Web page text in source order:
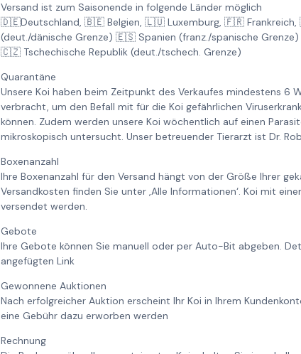
Versand ist zum Saisonende in folgende Länder möglich
🇩🇪Deutschland, 🇧🇪 Belgien, 🇱🇺 Luxemburg, 🇫🇷 Frankreich,
(deut./dänische Grenze) 🇪🇸 Spanien (franz./spanische Grenze)
🇨🇿 Tschechische Republik (deut./tschech. Grenze)
Quarantäne
Unsere Koi haben beim Zeitpunkt des Verkaufes mindestens 6
verbracht, um den Befall mit für die Koi gefährlichen
können. Zudem werden unsere Koi wöchentlich auf einen
mikroskopisch untersucht. Unser betreuender Tierarzt ist Dr.
Boxenanzahl
Ihre Boxenanzahl für den Versand hängt von der Größe Ihrer
Versandkosten finden Sie unter ‚Alle Informationen‘. Koi mit
versendet werden.
Gebote
Ihre Gebote können Sie manuell oder per Auto-Bit abgeben.
angefügten Link
Gewonnene Auktionen
Nach erfolgreicher Auktion erscheint Ihr Koi in Ihrem
eine Gebühr dazu erworben werden
Rechnung